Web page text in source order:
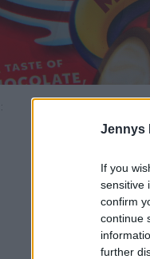
Jennys
If you
sensitive
confirm
continue
further